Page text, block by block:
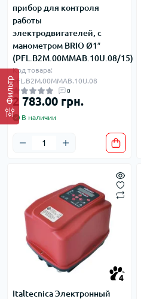
Фильтр
прибор для контроля
работы
электродвигателей, с
манометром BRIO Ø1″
(PFL.B2M.00MMAB.10U.08/15)
Код товара:
PFL.B2M.00MMAB.10U.08
0
2 783.00 грн.
В наличии
4
Italtecnica Электронный